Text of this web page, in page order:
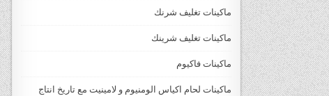
ماكينات تغليف شرنك
ماكينات تغليف شرينك
ماكينات فاكيوم
ماكينات لحام اكياس الومنيوم و لامينيت مع تاريخ انتاج